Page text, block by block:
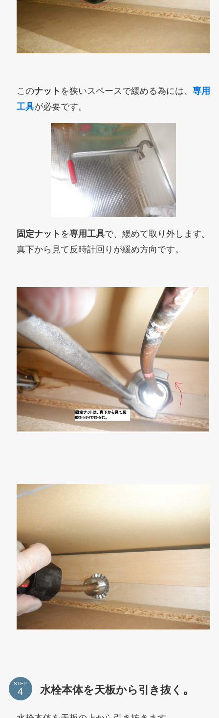
このナット を狭いスペースで緩める為には、 専用
工具が必要です。
固定ナット を専用工具で、緩めて取り外します。
真下から見て反時計回りが緩め方向です。
STEP
水栓本体を天板から引き抜く 。